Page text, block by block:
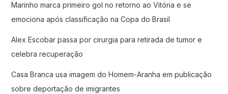
Marinho marca primeiro gol no retorno ao Vitória e se
emociona após classificação na Copa do Brasil
Alex Escobar passa por cirurgia para retirada de tumor e
celebra recuperação
Casa Branca usa imagem do Homem-Aranha em publicação
sobre deportação de imigrantes